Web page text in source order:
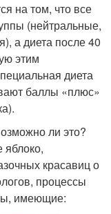
на том, что все
(нейтральные,
а диета после 40
этим
диета
баллы «плюс»
ли это?
яблоко,
красавиц о
процессы
имеющие: